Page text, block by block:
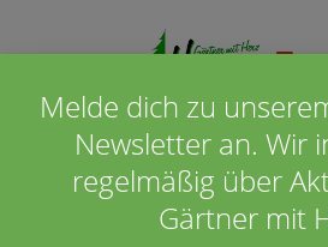
Seite wählen
Melde dich zu
Newsletter an. Wir
regelmäßig über
Gärtner mit